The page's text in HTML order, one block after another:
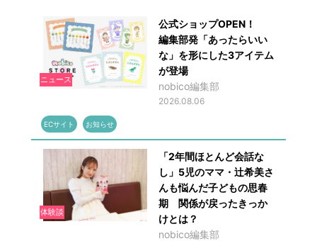
ニュース
公式ショップOPEN！
編集部発「あったらいい
な」を形にした3アイテム
が登場
nobico編集部
2026.08.06
ECサイト お知らせ
体験談
「2年間ほとんど会話な
し」5児のママ・辻希美さ
んも悩んだ子どもの思春
期 関係が戻ったきっか
けとは？
nobico編集部